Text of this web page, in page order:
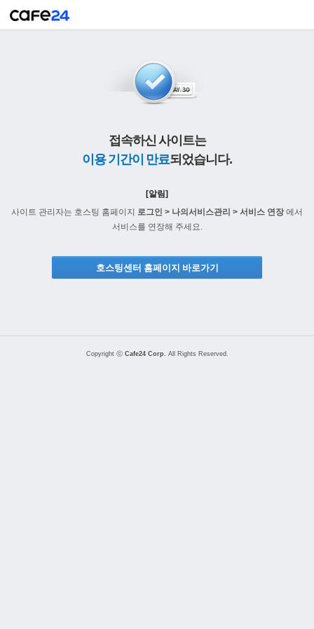
접속하신 사이트는
이용 기간이 만료되었습니다.
[알림]
사이트 관리자는 호스팅 홈페이지 로그인 > 나의서비스관리 > 서비스 연장에서
서비스를 연장해 주세요.
호스팅센터 홈페이지 바로가기
Copyright ⓒ Cafe24 Corp. All Rights Reserved.